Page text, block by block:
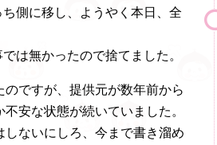
側に移し、ようやく本日、全
は無かったので捨てました。
ですが、提供元が数年前から
安な状態が続いていました。
ないにしろ、今まで書き溜め